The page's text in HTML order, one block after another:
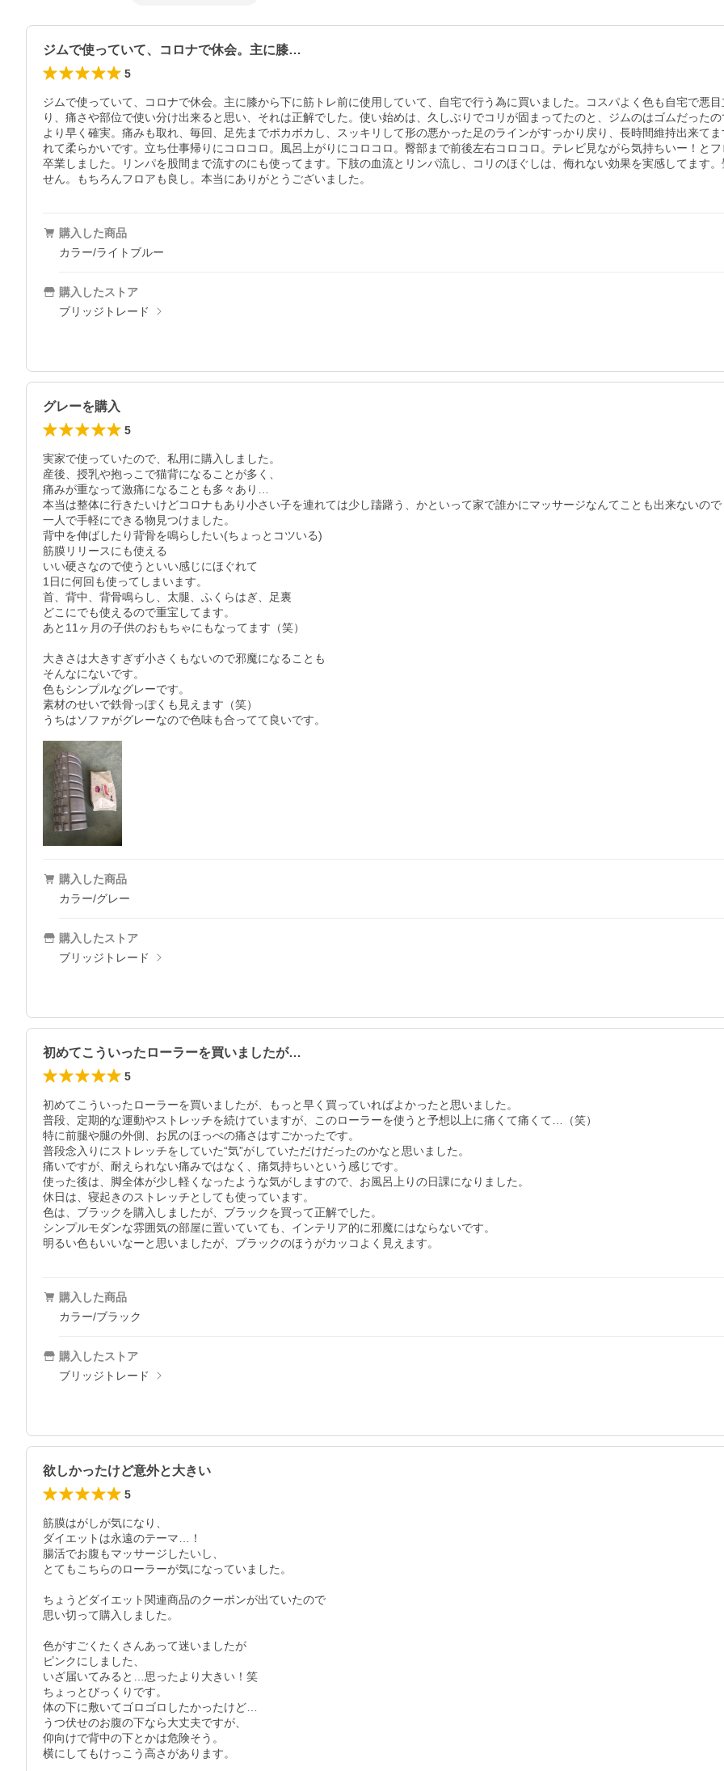
ジムで使っていて、コロナで休会。主に膝…
5
ジムで使っていて、コロナで休会。主に膝から下に筋トレ前に使用していて、自宅で行う為に買いました。コスパよく色も自宅で悪
り、痛さや部位で使い分け出来ると思い、それは正解でした。使い始めは、久しぶりでコリが固まってたのと、ジムのはゴムだった
より早く確実。痛みも取れ、毎回、足先までポカポカし、スッキリして形の悪かった足のラインがすっかり戻り、長時間維持出来て
れて柔らかいです。立ち仕事帰りにコロコロ。風呂上がりにコロコロ。臀部まで前後左右コロコロ。テレビ見ながら気持ちいー！と
卒業しました。リンパを股間まで流すのにも使ってます。下肢の血流とリンパ流し、コリのほぐしは、侮れない効果を実感してます
せん。もちろんフロアも良し。本当にありがとうございました。
購入した商品
カラー/ライトブルー
購入したストア
ブリッジトレード
グレーを購入
5
実家で使っていたので、私用に購入しました。
産後、授乳や抱っこで猫背になることが多く、
痛みが重なって激痛になることも多々あり…
本当は整体に行きたいけどコロナもあり小さい子を連れては少し躊躇う、かといって家で誰かにマッサージなんてことも出来ないので
一人で手軽にできる物見つけました。
背中を伸ばしたり背骨を鳴らしたい(ちょっとコツいる)
筋膜リリースにも使える
いい硬さなので使うといい感じにほぐれて
1日に何回も使ってしまいます。
首、背中、背骨鳴らし、太腿、ふくらはぎ、足裏
どこにでも使えるので重宝してます。
あと11ヶ月の子供のおもちゃにもなってます（笑）
大きさは大きすぎず小さくもないので邪魔になることも
そんなにないです。
色もシンプルなグレーです。
素材のせいで鉄骨っぽくも見えます（笑）
うちはソファがグレーなので色味も合ってて良いです。
購入した商品
カラー/グレー
購入したストア
ブリッジトレード
初めてこういったローラーを買いましたが…
5
初めてこういったローラーを買いましたが、もっと早く買っていればよかったと思いました。
普段、定期的な運動やストレッチを続けていますが、このローラーを使うと予想以上に痛くて痛くて…（笑）
特に前腿や腿の外側、お尻のほっぺの痛さはすごかったです。
普段念入りにストレッチをしていた“気”がしていただけだったのかなと思いました。
痛いですが、耐えられない痛みではなく、痛気持ちいという感じです。
使った後は、脚全体が少し軽くなったような気がしますので、お風呂上りの日課になりました。
休日は、寝起きのストレッチとしても使っています。
色は、ブラックを購入しましたが、ブラックを買って正解でした。
シンプルモダンな雰囲気の部屋に置いていても、インテリア的に邪魔にはならないです。
明るい色もいいなーと思いましたが、ブラックのほうがカッコよく見えます。
購入した商品
カラー/ブラック
購入したストア
ブリッジトレード
欲しかったけど意外と大きい
5
筋膜はがしが気になり、
ダイエットは永遠のテーマ…！
腸活でお腹もマッサージしたいし、
とてもこちらのローラーが気になっていました。
ちょうどダイエット関連商品のクーポンが出ていたので
思い切って購入しました。
色がすごくたくさんあって迷いましたが
ピンクにしました、
いざ届いてみると…思ったより大きい！笑
ちょっとびっくりです。
体の下に敷いてゴロゴロしたかったけど…
うつ伏せのお腹の下なら大丈夫ですが、
仰向けで背中の下とかは危険そう。
横にしてもけっこう高さがあります。